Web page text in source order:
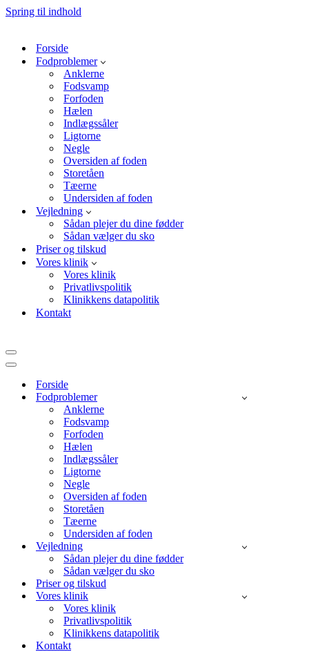
Spring til indhold
Forside
Fodproblemer
Anklerne
Fodsvamp
Forfoden
Hælen
Indlægssåler
Ligtorne
Negle
Oversiden af foden
Storetåen
Tæerne
Undersiden af foden
Vejledning
Sådan plejer du dine fødder
Sådan vælger du sko
Priser og tilskud
Vores klinik
Vores klinik
Privatlivspolitik
Klinikkens datapolitik
Kontakt
Navigation
menu
Navigation
Forside
Fodproblemer
Anklerne
Fodsvamp
Forfoden
Hælen
Indlægssåler
Ligtorne
Negle
Oversiden af foden
Storetåen
Tæerne
Undersiden af foden
Vejledning
Sådan plejer du dine fødder
Sådan vælger du sko
Priser og tilskud
Vores klinik
Vores klinik
Privatlivspolitik
Klinikkens datapolitik
Kontakt